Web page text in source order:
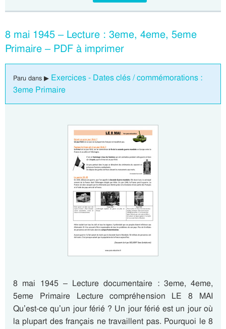
8 mai 1945 – Lecture : 3eme, 4eme, 5eme
Primaire – PDF à imprimer
Paru dans ▶ Exercices - Dates clés / commémorations :
3eme Primaire
8 mai 1945 – Lecture documentaire : 3eme, 4eme,
5eme Primaire Lecture compréhension LE 8 MAI
Qu’est-ce qu’un jour férié ? Un jour férié est un jour où
la plupart des français ne travaillent pas. Pourquoi le 8